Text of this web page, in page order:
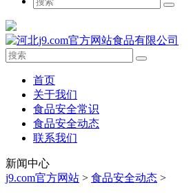
首页
关于我们
食品安全常识
食品安全动态
联系我们
新闻中心
j9.com官方网站 > 食品安全动态 >